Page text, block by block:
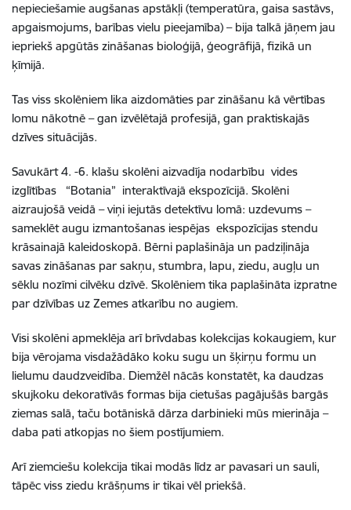
nepieciešamie augšanas apstākļi (temperatūra, gaisa sastāvs,
apgaismojums, barības vielu pieejamība) – bija talkā jāņem jau
iepriekš apgūtās zināšanas bioloģijā, ģeogrāfijā, fizikā un
ķīmijā.
Tas viss skolēniem lika aizdomāties par zināšanu kā vērtības
lomu nākotnē – gan izvēlētajā profesijā, gan praktiskajās
dzīves situācijās.
Savukārt 4. -6. klašu skolēni aizvadīja nodarbību vides
izglītības “Botania” interaktīvajā ekspozīcijā. Skolēni
aizraujošā veidā – viņi iejutās detektīvu lomā: uzdevums –
sameklēt augu izmantošanas iespējas ekspozīcijas stendu
krāsainajā kaleidoskopā. Bērni paplašināja un padziļināja
savas zināšanas par sakņu, stumbra, lapu, ziedu, augļu un
sēklu nozīmi cilvēku dzīvē. Skolēniem tika paplašināta izpratne
par dzīvības uz Zemes atkarību no augiem.
Visi skolēni apmeklēja arī brīvdabas kolekcijas kokaugiem, kur
bija vērojama visdažādāko koku sugu un šķirņu formu un
lielumu daudzveidība. Diemžēl nācās konstatēt, ka daudzas
skujkoku dekoratīvās formas bija cietušas pagājušās bargās
ziemas salā, taču botāniskā dārza darbinieki mūs mierināja –
daba pati atkopjas no šiem postījumiem.
Arī ziemciešu kolekcija tikai modās līdz ar pavasari un sauli,
tāpēc viss ziedu krāšņums ir tikai vēl priekšā.